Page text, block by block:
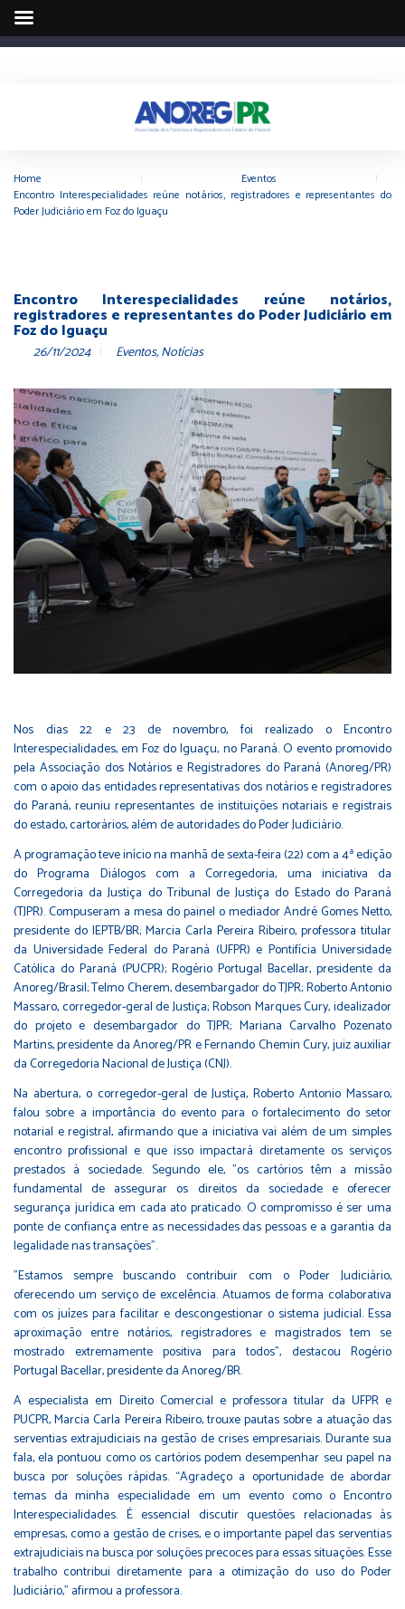
Home Eventos
Encontro Interespecialidades reúne notários, registradores e representantes do
Poder Judiciário em Foz do Iguaçu
Encontro Interespecialidades reúne notários,
registradores e representantes do Poder Judiciário em
Foz do Iguaçu
26/11/2024 Eventos,Notícias
Nos dias 22 e 23 de novembro, foi realizado o Encontro
Interespecialidades, em Foz do Iguaçu, no Paraná. O evento promovido
pela Associação dos Notários e Registradores do Paraná (Anoreg/PR)
com o apoio das entidades representativas dos notários e registradores
do Paraná, reuniu representantes de instituições notariais e registrais
do estado, cartorários, além de autoridades do Poder Judiciário.
A programação teve início na manhã de sexta-feira (22) com a 4ª edição
do Programa Diálogos com a Corregedoria, uma iniciativa da
Corregedoria da Justiça do Tribunal de Justiça do Estado do Paraná
(TJPR). Compuseram a mesa do painel o mediador André Gomes Netto,
presidente do IEPTB/BR; Marcia Carla Pereira Ribeiro, professora titular
da Universidade Federal do Paraná (UFPR) e Pontifícia Universidade
Católica do Paraná (PUCPR); Rogério Portugal Bacellar, presidente da
Anoreg/Brasil; Telmo Cherem, desembargador do TJPR; Roberto Antonio
Massaro, corregedor-geral de Justiça; Robson Marques Cury, idealizador
do projeto e desembargador do TJPR; Mariana Carvalho Pozenato
Martins, presidente da Anoreg/PR e Fernando Chemin Cury, juiz auxiliar
da Corregedoria Nacional de Justiça (CNJ).
Na abertura, o corregedor-geral de Justiça, Roberto Antonio Massaro,
falou sobre a importância do evento para o fortalecimento do setor
notarial e registral, afirmando que a iniciativa vai além de um simples
encontro profissional e que isso impactará diretamente os serviços
prestados à sociedade. Segundo ele, "os cartórios têm a missão
fundamental de assegurar os direitos da sociedade e oferecer
segurança jurídica em cada ato praticado. O compromisso é ser uma
ponte de confiança entre as necessidades das pessoas e a garantia da
legalidade nas transações”.
"Estamos sempre buscando contribuir com o Poder Judiciário,
oferecendo um serviço de excelência. Atuamos de forma colaborativa
com os juízes para facilitar e descongestionar o sistema judicial. Essa
aproximação entre notários, registradores e magistrados tem se
mostrado extremamente positiva para todos", destacou Rogério
Portugal Bacellar, presidente da Anoreg/BR.
A especialista em Direito Comercial e professora titular da UFPR e
PUCPR, Marcia Carla Pereira Ribeiro, trouxe pautas sobre a atuação das
serventias extrajudiciais na gestão de crises empresariais. Durante sua
fala, ela pontuou como os cartórios podem desempenhar seu papel na
busca por soluções rápidas. “Agradeço a oportunidade de abordar
temas da minha especialidade em um evento como o Encontro
Interespecialidades. É essencial discutir questões relacionadas às
empresas, como a gestão de crises, e o importante papel das serventias
extrajudiciais na busca por soluções precoces para essas situações. Esse
trabalho contribui diretamente para a otimização do uso do Poder
Judiciário,” afirmou a professora.